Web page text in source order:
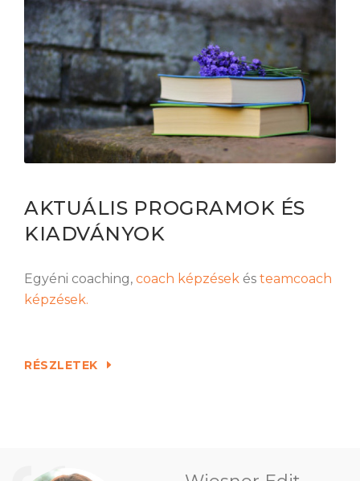
AKTUÁLIS PROGRAMOK ÉS
KIADVÁNYOK
Egyéni coaching, coach képzések és teamcoach
képzések.
RÉSZLETEK